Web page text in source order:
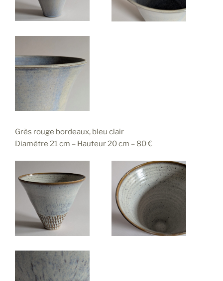
Grès rouge bordeaux, bleu clair
Diamètre 21 cm – Hauteur 20 cm – 80 €